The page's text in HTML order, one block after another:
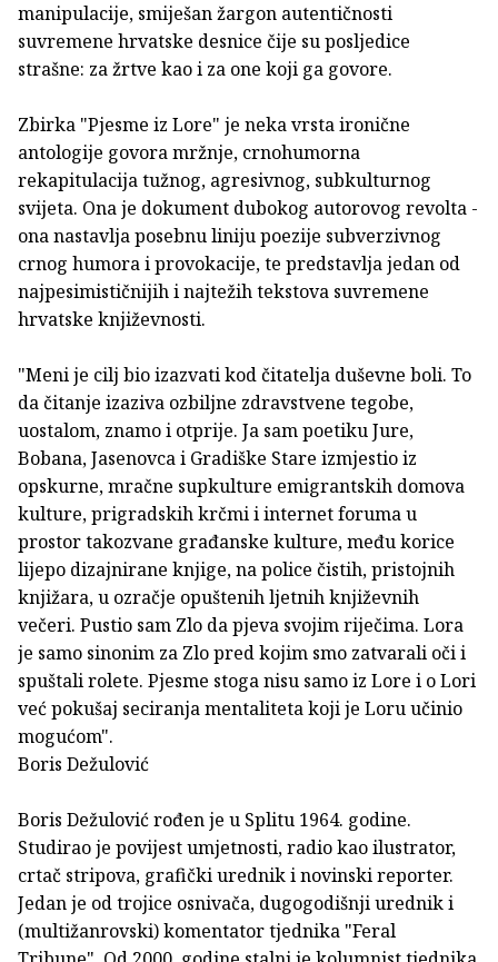
manipulacije, smiješan žargon autentičnosti
suvremene hrvatske desnice čije su posljedice
strašne: za žrtve kao i za one koji ga govore.
Zbirka "Pjesme iz Lore" je neka vrsta ironične
antologije govora mržnje, crnohumorna
rekapitulacija tužnog, agresivnog, subkulturnog
svijeta. Ona je dokument dubokog autorovog revolta -
ona nastavlja posebnu liniju poezije subverzivnog
crnog humora i provokacije, te predstavlja jedan od
najpesimističnijih i najtežih tekstova suvremene
hrvatske književnosti.
"Meni je cilj bio izazvati kod čitatelja duševne boli. To
da čitanje izaziva ozbiljne zdravstvene tegobe,
uostalom, znamo i otprije. Ja sam poetiku Jure,
Bobana, Jasenovca i Gradiške Stare izmjestio iz
opskurne, mračne supkulture emigrantskih domova
kulture, prigradskih krčmi i internet foruma u
prostor takozvane građanske kulture, među korice
lijepo dizajnirane knjige, na police čistih, pristojnih
knjižara, u ozračje opuštenih ljetnih književnih
večeri. Pustio sam Zlo da pjeva svojim riječima. Lora
je samo sinonim za Zlo pred kojim smo zatvarali oči i
spuštali rolete. Pjesme stoga nisu samo iz Lore i o Lori
već pokušaj seciranja mentaliteta koji je Loru učinio
mogućom".
Boris Dežulović
Boris Dežulović rođen je u Splitu 1964. godine.
Studirao je povijest umjetnosti, radio kao ilustrator,
crtač stripova, grafički urednik i novinski reporter.
Jedan je od trojice osnivača, dugogodišnji urednik i
(multižanrovski) komentator tjednika "Feral